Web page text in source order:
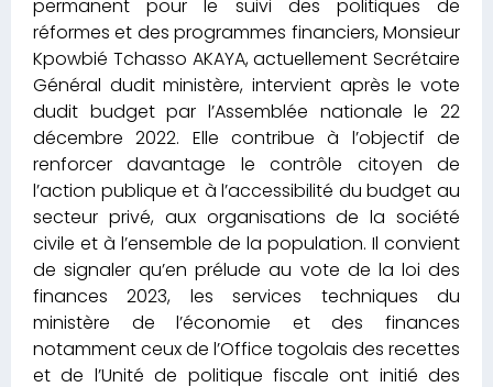
permanent pour le suivi des politiques de
réformes et des programmes financiers, Monsieur
Kpowbié Tchasso AKAYA, actuellement Secrétaire
Général dudit ministère, intervient après le vote
dudit budget par l’Assemblée nationale le 22
décembre 2022. Elle contribue à l’objectif de
renforcer davantage le contrôle citoyen de
l’action publique et à l’accessibilité du budget au
secteur privé, aux organisations de la société
civile et à l’ensemble de la population. Il convient
de signaler qu’en prélude au vote de la loi des
finances 2023, les services techniques du
ministère de l’économie et des finances
notamment ceux de l’Office togolais des recettes
et de l’Unité de politique fiscale ont initié des